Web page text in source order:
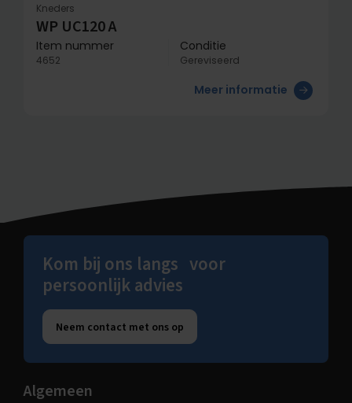
Kneders
WP UC120 A
Item nummer
4652
Conditie
Gereviseerd
Meer informatie
Kom bij ons langs voor
persoonlijk advies
Neem contact met ons op
Algemeen